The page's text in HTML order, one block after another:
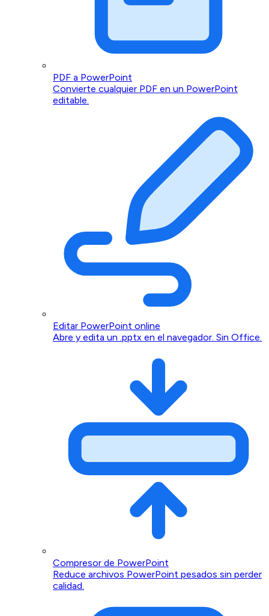
PDF a PowerPoint
Convierte cualquier PDF en un PowerPoint
editable.
Editar PowerPoint online
Abre y edita un .pptx en el navegador. Sin Office.
Compresor de PowerPoint
Reduce archivos PowerPoint pesados sin perder
calidad.